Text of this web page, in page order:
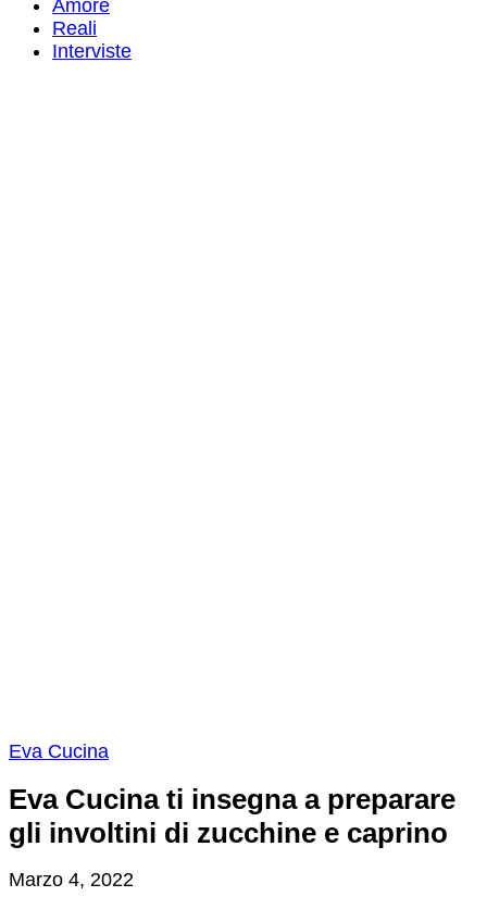
Amore
Reali
Interviste
Eva Cucina
Eva Cucina ti insegna a preparare
gli involtini di zucchine e caprino
Marzo 4, 2022